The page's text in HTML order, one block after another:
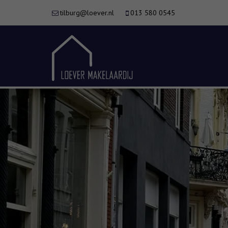
tilburg@loever.nl 013 580 0545